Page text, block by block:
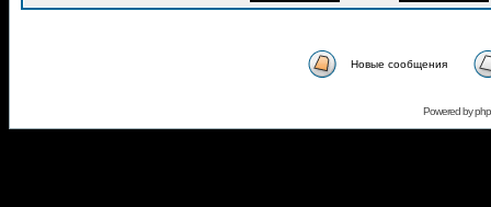
Новые сообщения
Powered by